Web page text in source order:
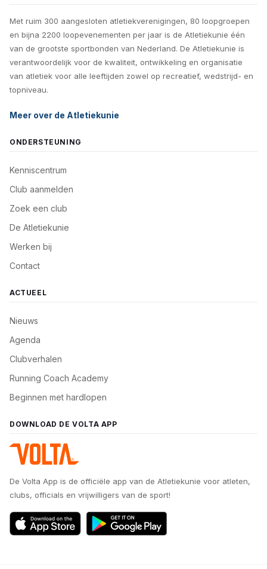
Met ruim 300 aangesloten atletiekverenigingen, 80 loopgroepen
en bijna 2200 loopevenementen per jaar is de Atletiekunie één
van de grootste sportbonden van Nederland. De Atletiekunie is
verantwoordelijk voor de kwaliteit, ontwikkeling en organisatie
van atletiek voor alle leeftijden zowel op recreatief, wedstrijd- en
topniveau.
Meer over de Atletiekunie
ONDERSTEUNING
Kenniscentrum
Club aanmelden
Zoek een club
De Atletiekunie
Werken bij
Contact
ACTUEEL
Nieuws
Agenda
Clubverhalen
Running Coach Academy
Beginnen met hardlopen
DOWNLOAD DE VOLTA APP
De Volta App is de officiële app van de Atletiekunie voor atleten,
clubs, officials en vrijwilligers van de sport!